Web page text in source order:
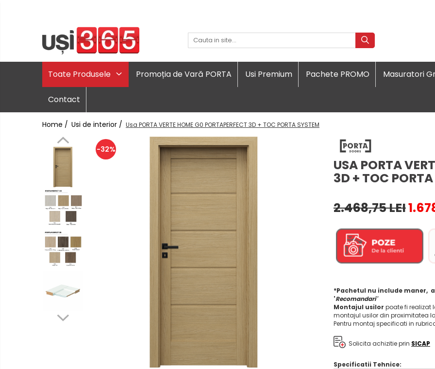
Toate Produsele Promoția de Vară PORTA Usi Premium Pachete PROMO Masuratori
Contact
Home / Usi de interior / Usa PORTA VERTE HOME G0 PORTAPERFECT 3D + TOC PORTA SYSTEM
USA PORTA
3D + TOC
-32%
2.468,75 LEI
*Pachetul nu include maner,
'Recomandari'
Montajul usilor poate fi realizat
montajul usilor din proximitatea
Pentru montaj specificati in rubrica
Solicita achizitie prin SICAP
Specificatii Tehnice: